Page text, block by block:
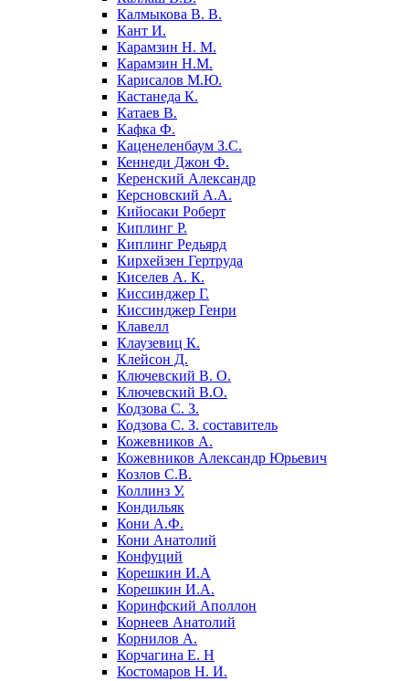
Калмыкова В. В.
Кант И.
Карамзин Н. М.
Карамзин Н.М.
Карисалов М.Ю.
Кастанеда К.
Катаев В.
Кафка Ф.
Каценеленбаум З.С.
Кеннеди Джон Ф.
Керенский Александр
Керсновский А.А.
Кийосаки Роберт
Киплинг Р.
Киплинг Редьярд
Кирхейзен Гертруда
Киселев А. К.
Киссинджер Г.
Киссинджер Генри
Клавелл
Клаузевиц К.
Клейсон Д.
Ключевский В. О.
Ключевский В.О.
Кодзова С. З.
Кодзова С. З. составитель
Кожевников А.
Кожевников Александр Юрьевич
Козлов С.В.
Коллинз У.
Кондильяк
Кони А.Ф.
Кони Анатолий
Конфуций
Корешкин И.А
Корешкин И.А.
Коринфский Аполлон
Корнеев Анатолий
Корнилов А.
Корчагина Е. Н
Костомаров Н. И.